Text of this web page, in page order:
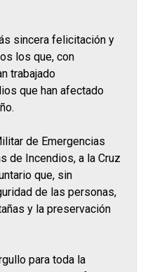
sincera felicitación y
los que, con
trabajado
que han afectado
de Emergencias
de Incendios, a la Cruz
que, sin
de las personas,
y la preservación
para toda la